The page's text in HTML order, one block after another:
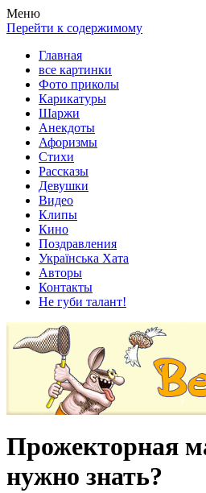
Весела хата — прикольные
клипы!
Покажем всем ваши фото приколы,
рассказы, видео и песни!
Меню
Перейти к содержимому
Главная
все картинки
Фото приколы
Карикатуры
Шаржи
Анекдоты
Афоризмы
Стихи
Рассказы
Девушки
Видео
Клипы
Кино
Поздравления
Українська Хата
Авторы
Контакты
Не губи талант!
Прожекторная
нужно знать?